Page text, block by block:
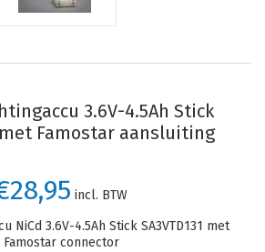
3.6V-4.5Ah Stick
met Famostar aansluiting
incl. BTW
NiCd 3.6V-4.5Ah Stick SA3VTD131 met
Famostar connector